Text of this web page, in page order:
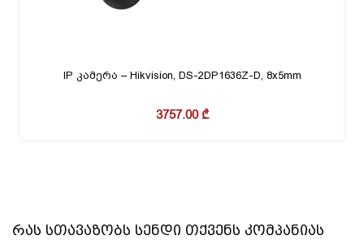
IP კამერა – Hikvision, DS-2DP1636Z-D, 8x5mm
3757.00₾
რას სთავაზობს სენდი თქვენს კომპანიას